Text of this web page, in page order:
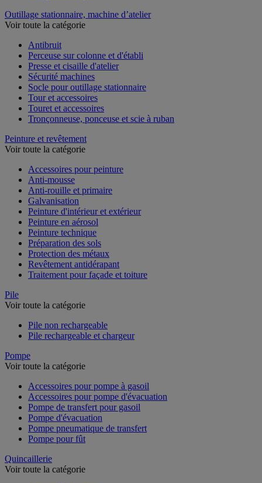
Outillage stationnaire, machine d’atelier
Voir toute la catégorie
Antibruit
Perceuse sur colonne et d'établi
Presse et cisaille d'atelier
Sécurité machines
Socle pour outillage stationnaire
Tour et accessoires
Touret et accessoires
Tronçonneuse, ponceuse et scie à ruban
Peinture et revêtement
Voir toute la catégorie
Accessoires pour peinture
Anti-mousse
Anti-rouille et primaire
Galvanisation
Peinture d'intérieur et extérieur
Peinture en aérosol
Peinture technique
Préparation des sols
Protection des métaux
Revêtement antidérapant
Traitement pour façade et toiture
Pile
Voir toute la catégorie
Pile non rechargeable
Pile rechargeable et chargeur
Pompe
Voir toute la catégorie
Accessoires pour pompe à gasoil
Accessoires pour pompe d'évacuation
Pompe de transfert pour gasoil
Pompe d'évacuation
Pompe pneumatique de transfert
Pompe pour fût
Quincaillerie
Voir toute la catégorie